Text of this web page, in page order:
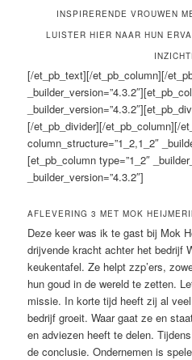
INSPIRERENDE VROUWEN
LUISTER HIER NAAR HUN
[/et_pb_text][/et_pb_column][/
[/et_pb_divider][/et_pb_column][/
column_structure=”1_2,1_2″
[et_pb_column type=”1_2″
_builder_version=”4.3.2″]
AFLEVERING 3 MET MOK
Deze keer was ik te gast bij Mok
drijvende kracht achter het bedrijf
keukentafel. Ze helpt zzp’ers,
hun goud in de wereld te zetten.
missie. In korte tijd heeft zij al
bedrijf groeit. Waar gaat ze en
en adviezen heeft te delen.
de conclusie. Ondernemen is